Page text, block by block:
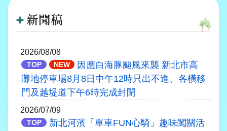
新聞稿
2026/08/08
TOP NEW
因應白海豚颱風來襲 新北市高
灘地停車場8月8日中午12時只出不進、各橫移
門及越堤道下午6時完成封閉
2026/07/09
TOP
新北河濱「單車FUN心騎」趣味闖關活